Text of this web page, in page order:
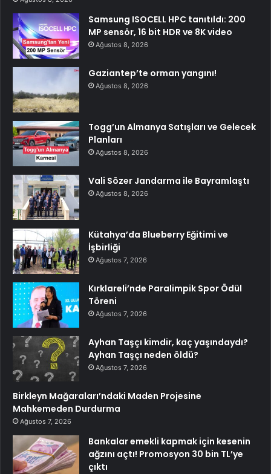
Samsung ISOCELL HPC tanıtıldı: 200
MP sensör, 16 bit HDR ve 8K video
Ağustos 8, 2026
Gaziantep’te orman yangını!
Ağustos 8, 2026
Togg’un Almanya Satışları ve Gelecek
Planları
Ağustos 8, 2026
Vali Sözer Jandarma ile Bayramlaştı
Ağustos 8, 2026
Kütahya’da Blueberry Eğitimi ve
İşbirliği
Ağustos 7, 2026
Kırklareli’nde Paralimpik Spor Ödül
Töreni
Ağustos 7, 2026
Ayhan Taşçı kimdir, kaç yaşındaydı?
Ayhan Taşçı neden öldü?
Ağustos 7, 2026
Birkleyn Mağaraları’ndaki Maden Projesine
Mahkemeden Durdurma
Ağustos 7, 2026
Bankalar emekli kapmak için kesenin
ağzını açtı! Promosyon 30 bin TL’ye
çıktı